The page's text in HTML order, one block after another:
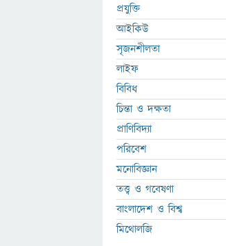
প্রযুক্তি
আইকিউ
সৃজনশীলতা
লাইফ
বিবিধ
চিন্তা ও দক্ষতা
প্রাণিবিদ্যা
পরিবেশ
মনোবিজ্ঞান
তত্ত্ব ও গবেষণা
বাংলাদেশ ও বিশ্ব
মিথোলজি